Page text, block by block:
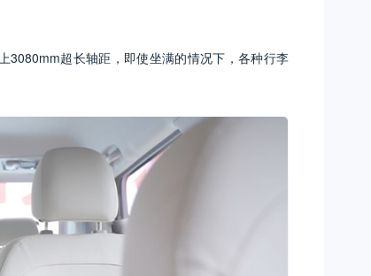
3080mm超长轴距，即使坐满的情况下，各种行李